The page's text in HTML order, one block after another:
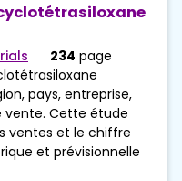
234 page
pays, entreprise,
vente. Cette étude
ventes et le chiffre
et prévisionnelle